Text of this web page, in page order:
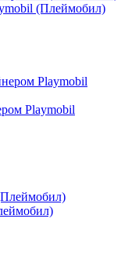
(Плеймобил)
Playmobil